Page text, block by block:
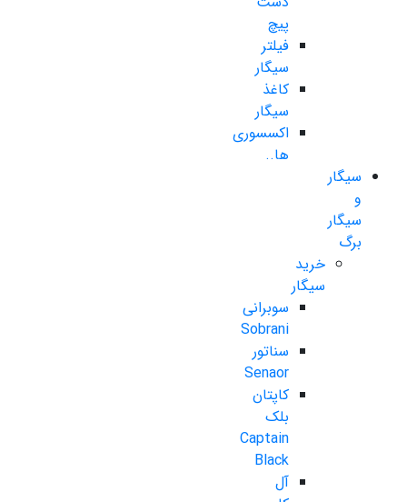
پیچ
فیلتر
سیگار
کاغذ
سیگار
اکسسوری
ها..
سیگار
و
سیگار
برگ
خرید
سیگار
سوبرانی
Sobrani
سناتور
Senaor
کاپتان
بلک
Captain
Black
آل